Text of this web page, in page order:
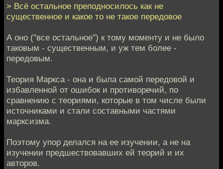
> Всё остальное преподносилось как не
существенное и какое то не такое передовое
А оно ("все остальное") к тому моменту и не было
таковым - существенным, и уж тем более -
передовым.
Теория Маркса - она и была самой передовой и
избавленной от ошибок и противоречий, по
сравнению с теориями, которые в том числе были
источниками и стали составными частями
марксизма.
Поэтому упор делался на ее изучении, а не на
изучении предшествовавших ей теорий и их
авторов.